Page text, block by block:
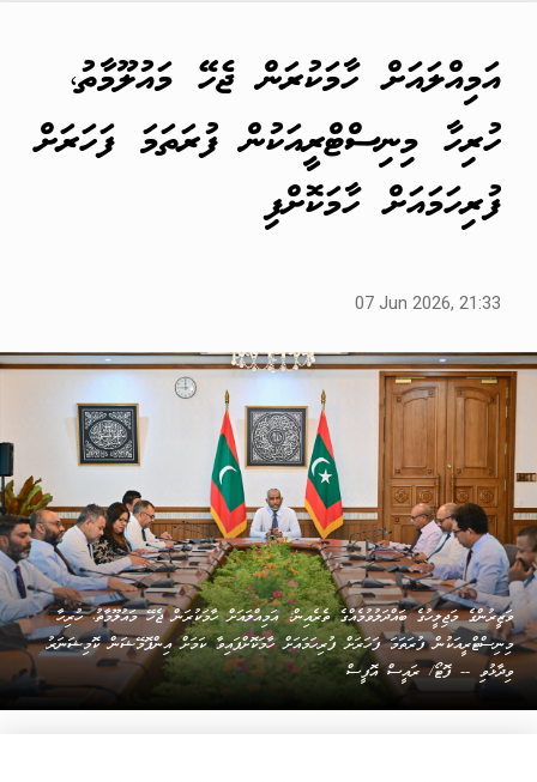
އަމިއްލައަށް ހާމަކުރަން ޖެހޭ މައުލޫމާތު،
ހުރިހާ މިނިސްޓްރީއަކުން ފުރަތަމަ ފަހަރަށް
ފުރިހަމައަށް ހާމަކޮށްފި
07 Jun 2026, 21:33
ވަޒީރުންގެ މަޖިލީހުގެ ބައްދަލުވުމެއްގެ ތެރެއިން: އަމިއްލައަށް ހާމަކުރަން ޖެހޭ މައުލޫމާތު، ހުރިހާ
މިނިސްޓްރީއަކުން ފުރަތަމަ ފަހަރަށް ފުރިހަމައަށް ހާމަކޮށްފައިވާ ކަމަށް އިންފޮމޭޝަން ކޮމިޝަނަރު
ވިދާޅުވި -- ފޮޓޯ/ ރައީސް އޮފީސް